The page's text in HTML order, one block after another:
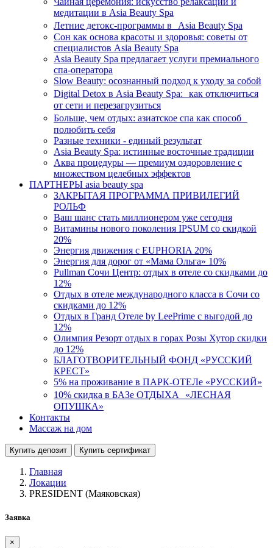
медитации в Asia Beauty Spa
Летние детокс-программы в Asia Beauty Spa
Сон как основа красоты и здоровья: советы от
специалистов Asia Beauty Spa
Asia Beauty Spa предлагает услуги премиального
спа-оператора
Slow Beauty: осознанный подход к уходу за собой
Digital Detox в Asia Beauty Spa: как отключиться
от сети и перезагрузиться
Больше, чем отдых: азиатское спа как способ
полюбить себя
Разные техники - единый результат
Asia Beauty Spa: истинные восточные традиции
Аква процедуры — премиум оздоровление с
множеством целебных эффектов
ПАРТНЕРЫ asia beauty spa
ЗАКРЫТАЯ ПРОГРАММА ПРИВИЛЕГИЙ
РОЛЬФ
Ваш шанс стать миллионером уже сегодня
Витамины нового поколения IPSUM со скидкой
20%
Энергия движения с EUPHORIA 20%
Энергия для дорог от «Мама Ольга» 10%
Pullman Сочи Центр: отдых в отеле со скидками до
12%
Отдых в отеле международного класса в Сочи со
скидками до 12%
Отдых в Гранд Отеле by LeePrime с выгодой до
12%
Олимпия Резорт отдых в горах Розы Хутор скидки
до 12%
БЛАГОТВОРИТЕЛЬНЫЙ ФОНД «РУССКИЙ
КРЕСТ»
5% на проживание в ПАРК-ОТЕЛе «РУССКИЙ»
10% скидка в БАЗе ОТДЫХА «ЛЕСНАЯ
ОПУШКА»
Контакты
Массаж на дом
Купить депозит Купить сертификат
Главная
Локации
PRESIDENT (Маяковская)
Заявка
×